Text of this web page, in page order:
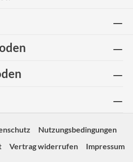
Nutzungsbedingungen
Vertrag widerrufen Impressum